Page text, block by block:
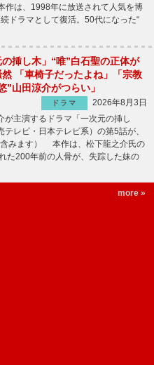
は、1998年に放送されて人気を博
ドラマとして復活。50代になった“
の挿し木」“唯”白石聖の正体が
然 「車椅子だったよね」「宗教
”山田涼介がつらい」
ドラマ
2026年8月3日
主演するドラマ「一次元の挿し
テレビ・日本テレビ系）の第5話が、
みます） 本作は、松下龍之介氏の
た200年前の人骨が、失踪した妹の
more »